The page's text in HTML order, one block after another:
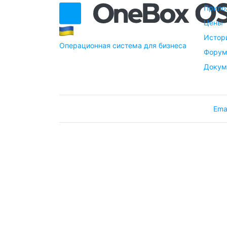
Операционная система для бизнеса
Цены
Форум